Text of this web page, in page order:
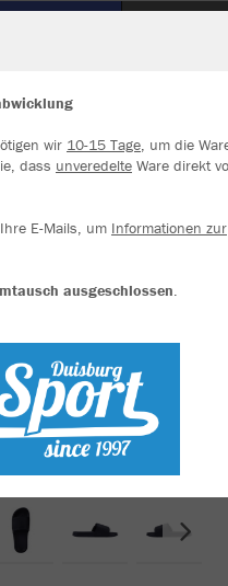
wir 10-15 Tage, um die
dass unveredelte Ware direkt
E-Mails, um Informationen zur
ausgeschlossen.
verbessern. Weitere
ablehnen
Infos
Impressum